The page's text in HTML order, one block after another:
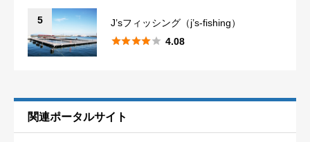
5
J’sフィッシング（j’s-fishing）
 4.08
関連ポータルサイト